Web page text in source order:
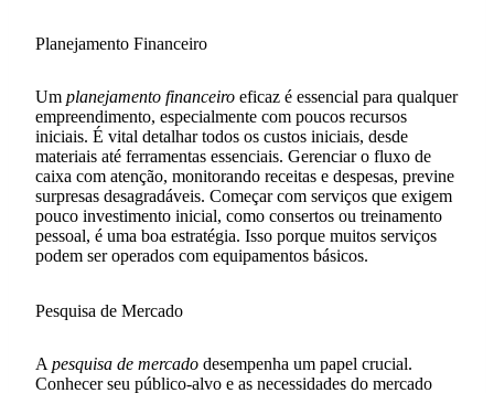
Planejamento Financeiro
Um planejamento financeiro eficaz é essencial para qualquer
empreendimento, especialmente com poucos recursos
iniciais. É vital detalhar todos os custos iniciais, desde
materiais até ferramentas essenciais. Gerenciar o fluxo de
caixa com atenção, monitorando receitas e despesas, previne
surpresas desagradáveis. Começar com serviços que exigem
pouco investimento inicial, como consertos ou treinamento
pessoal, é uma boa estratégia. Isso porque muitos serviços
podem ser operados com equipamentos básicos.
Pesquisa de Mercado
Apesquisa de mercado desempenha um papel crucial.
Conhecer seu público-alvo e as necessidades do mercado